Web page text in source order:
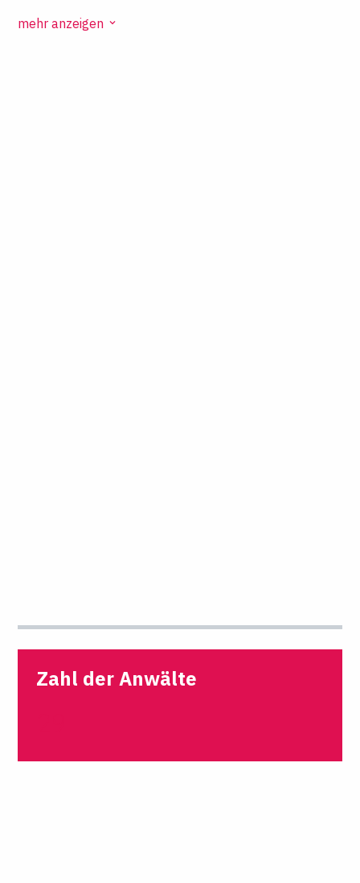
mehr anzeigen
Zahl der Anwälte